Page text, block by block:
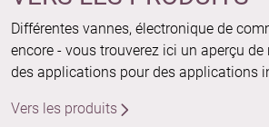
Différentes vannes, électronique de
encore - vous trouverez ici un aperçu
des applications pour des applications
Vers les produits